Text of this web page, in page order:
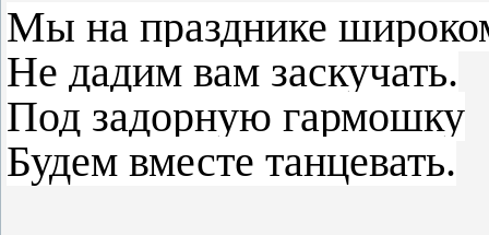
Мы на празднике
Не дадим вам заскучать.
Под задорную гармошку
Будем вместе танцевать.